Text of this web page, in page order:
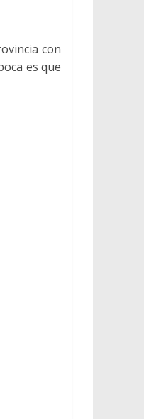
con
es que